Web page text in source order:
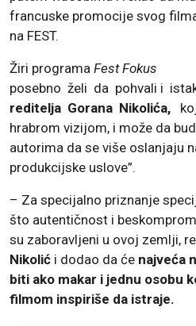
francuske promocije svog
na FEST.
Žiri programa Fest Fokus
posebno želi da pohvali i
reditelja Gorana Nikolića,
hrabrom vizijom, i može da
autorima da se više oslanjaju
produkcijske uslove”.
– Za specijalno priznanje
što autentičnost i
su zaboravljeni u ovoj zemlji,
Nikolić i dodao da će najveća
biti ako makar i jednu osobu
filmom inspiriše da istraje.